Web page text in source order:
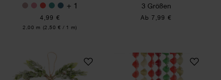
+ 1
4,99 €
Inhalt:
2,00 m (2,50 € / 1 m)
3 Größen
Ab 7,99 €
Herzkranz geeist Krepp-Girlande